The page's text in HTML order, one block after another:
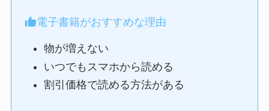
電子書籍がおすすめな理由
物が増えない
いつでもスマホから読める
割引価格で読める方法がある